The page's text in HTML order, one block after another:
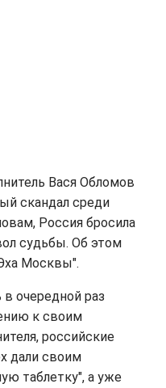
Вася Обломов
скандал среди
Россия бросила
судьбы. Об этом
Москвы".
очередной раз
к своим
российские
дали своим
таблетку", а уже